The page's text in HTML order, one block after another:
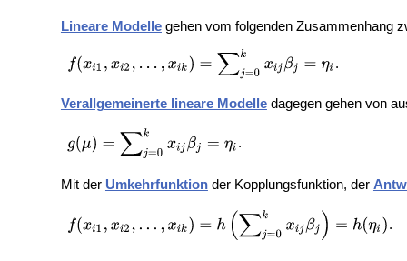
Lineare Modellegehen vom folgenden Zusammenhang
.
Verallgemeinerte lineare Modelledagegen gehen von
.
Mit der Umkehrfunktionder Kopplungsfunktion, der
.